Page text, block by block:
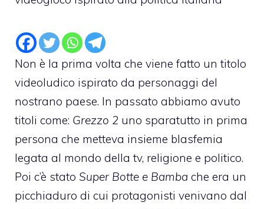
Non è la prima volta che viene fatto un titolo
videoludico ispirato da personaggi del
nostrano paese. In passato abbiamo avuto
titoli come: Grezzo 2 uno sparatutto in prima
persona che metteva insieme blasfemia
legata al mondo della tv, religione e politico.
Poi c’è stato Super Botte e Bamba che era un
picchiaduro di cui protagonisti venivano dal